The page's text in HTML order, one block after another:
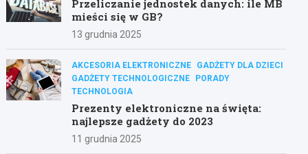
Przeliczanie jednostek danych: ile MB
mieści się w GB?
13 grudnia 2025
AKCESORIA ELEKTRONICZNE
GADŻETY DLA DZIECI
GADŻETY TECHNOLOGICZNE
PORADY
TECHNOLOGIA
Prezenty elektroniczne na święta:
najlepsze gadżety do 2023
11 grudnia 2025